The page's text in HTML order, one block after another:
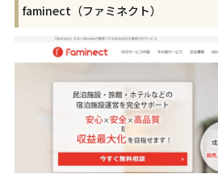
faminect（ファミネクト）